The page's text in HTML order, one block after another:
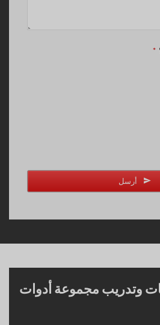
*
أرسل
وتدريب مجموعة أدوات